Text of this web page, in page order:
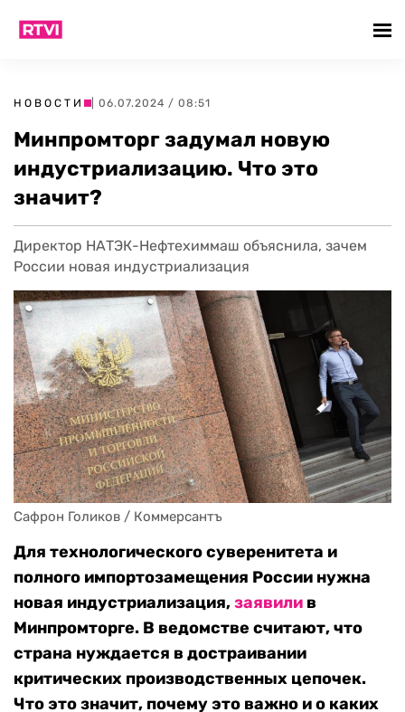
НОВОСТИ | 06.07.2024 / 08:51
Минпромторг задумал новую
индустриализацию. Что это
значит?
Директор НАТЭК-Нефтехиммаш объяснила, зачем
России новая индустриализация
Сафрон Голиков / Коммерсантъ
Для технологического суверенитета и
полного импортозамещения России нужна
новая индустриализация,заявили в
Минпромторге. В ведомстве считают, что
страна нуждается в достраивании
критических производственных цепочек.
Что это значит, почему это важно и о каких